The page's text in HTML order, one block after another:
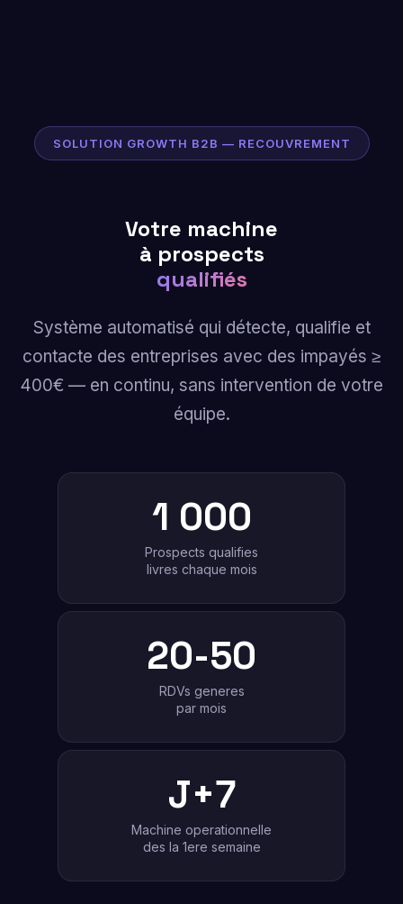
SOLUTION GROWTH B2B — RECOUVREMENT
Votre machine
à prospects
qualifiés
Système automatisé qui détecte, qualifie et
contacte des entreprises avec des impayés ≥
400€ — en continu, sans intervention de votre
équipe.
1 000
Prospects qualifies
livres chaque mois
20-50
RDVs generes
par mois
J+7
Machine operationnelle
des la 1ere semaine